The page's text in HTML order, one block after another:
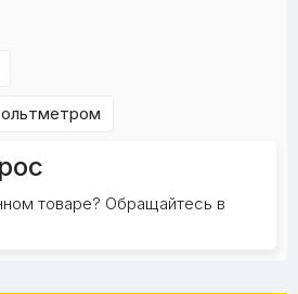
товаре? Обращайтесь в